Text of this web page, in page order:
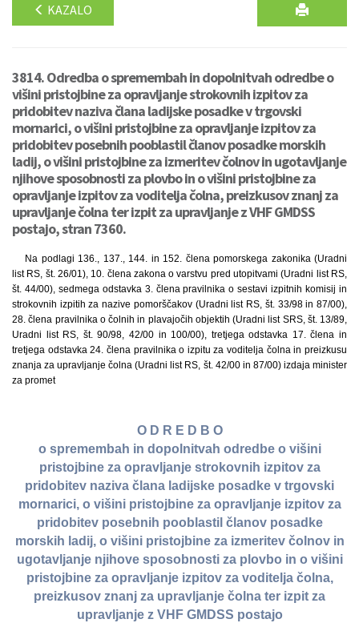
KAZALO
3814. Odredba o spremembah in dopolnitvah odredbe o
višini pristojbine za opravljanje strokovnih izpitov za
pridobitev naziva člana ladijske posadke v trgovski
mornarici, o višini pristojbine za opravljanje izpitov za
pridobitev posebnih pooblastil članov posadke morskih
ladij, o višini pristojbine za izmeritev čolnov in ugotavljanje
njihove sposobnosti za plovbo in o višini pristojbine za
opravljanje izpitov za voditelja čolna, preizkusov znanj za
upravljanje čolna ter izpit za upravljanje z VHF GMDSS
postajo, stran 7360.
Na podlagi 136., 137., 144. in 152. člena pomorskega zakonika (Uradni
list RS, št. 26/01), 10. člena zakona o varstvu pred utopitvami (Uradni list RS,
št. 44/00), sedmega odstavka 3. člena pravilnika o sestavi izpitnih komisij in
strokovnih izpitih za nazive pomorščakov (Uradni list RS, št. 33/98 in 87/00),
28. člena pravilnika o čolnih in plavajočih objektih (Uradni list SRS, št. 13/89,
Uradni list RS, št. 90/98, 42/00 in 100/00), tretjega odstavka 17. člena in
tretjega odstavka 24. člena pravilnika o izpitu za voditelja čolna in preizkusu
znanja za upravljanje čolna (Uradni list RS, št. 42/00 in 87/00) izdaja minister
za promet
O D R E D B O
o spremembah in dopolnitvah odredbe o višini
pristojbine za opravljanje strokovnih izpitov za
pridobitev naziva člana ladijske posadke v trgovski
mornarici, o višini pristojbine za opravljanje izpitov za
pridobitev posebnih pooblastil članov posadke
morskih ladij, o višini pristojbine za izmeritev čolnov in
ugotavljanje njihove sposobnosti za plovbo in o višini
pristojbine za opravljanje izpitov za voditelja čolna,
preizkusov znanj za upravljanje čolna ter izpit za
upravljanje z VHF GMDSS postajo